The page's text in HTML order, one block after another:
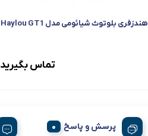
هندزفری بلوتوث شیائومی مدل Haylou GT1
تماس بگیرید
پرسش و پاسخ